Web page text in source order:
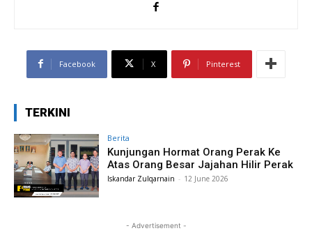
Facebook X Pinterest
TERKINI
Berita
Kunjungan Hormat Orang Perak Ke
Atas Orang Besar Jajahan Hilir Perak
Iskandar Zulqarnain - 12 June 2026
- Advertisement -